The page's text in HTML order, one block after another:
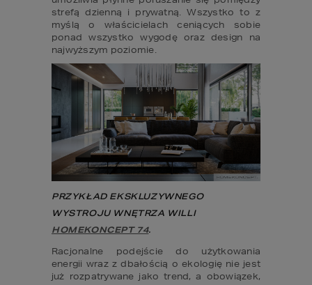
strefą dzienną i prywatną. Wszystko to z
myślą o właścicielach ceniących sobie
ponad wszystko wygodę oraz design na
najwyższym poziomie.
PRZYKŁAD EKSKLUZYWNEGO
WYSTROJU WNĘTRZA WILLI
HOMEKONCEPT 74.
Racjonalne podejście do użytkowania
energii wraz z dbałością o ekologię nie jest
już rozpatrywane jako trend, a obowiązek,